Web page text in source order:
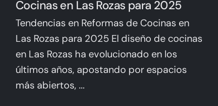
Cocinas en Las Rozas para 2025
Tendencias en Reformas de Cocinas en
Las Rozas para 2025 El diseño de cocinas
en Las Rozas ha evolucionado en los
últimos años, apostando por espacios
más abiertos, ...